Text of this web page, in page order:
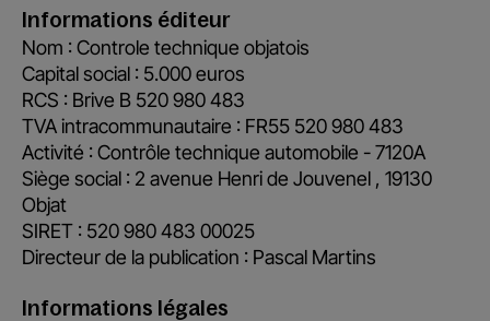
Informations éditeur
Nom : Controle technique objatois
Capital social : 5.000 euros
RCS : Brive B 520 980 483
TVA intracommunautaire : FR55 520 980 483
Activité : Contrôle technique automobile - 7120A
Siège social : 2 avenue Henri de Jouvenel , 19130
Objat
SIRET : 520 980 483 00025
Directeur de la publication : Pascal Martins
Informations légales